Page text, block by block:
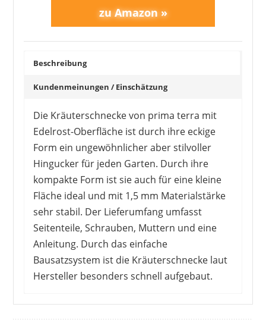
Beschreibung
Kundenmeinungen / Einschätzung
Die Kräuterschnecke von prima terra mit
Edelrost-Oberfläche ist durch ihre eckige
Form ein ungewöhnlicher aber stilvoller
Hingucker für jeden Garten. Durch ihre
kompakte Form ist sie auch für eine kleine
Fläche ideal und mit 1,5 mm Materialstärke
sehr stabil. Der Lieferumfang umfasst
Seitenteile, Schrauben, Muttern und eine
Anleitung. Durch das einfache
Bausatzsystem ist die Kräuterschnecke laut
Hersteller besonders schnell aufgebaut.
Besonders gefällt Kunden die moderne, eckige
Form. Sie garantiert eine optimale